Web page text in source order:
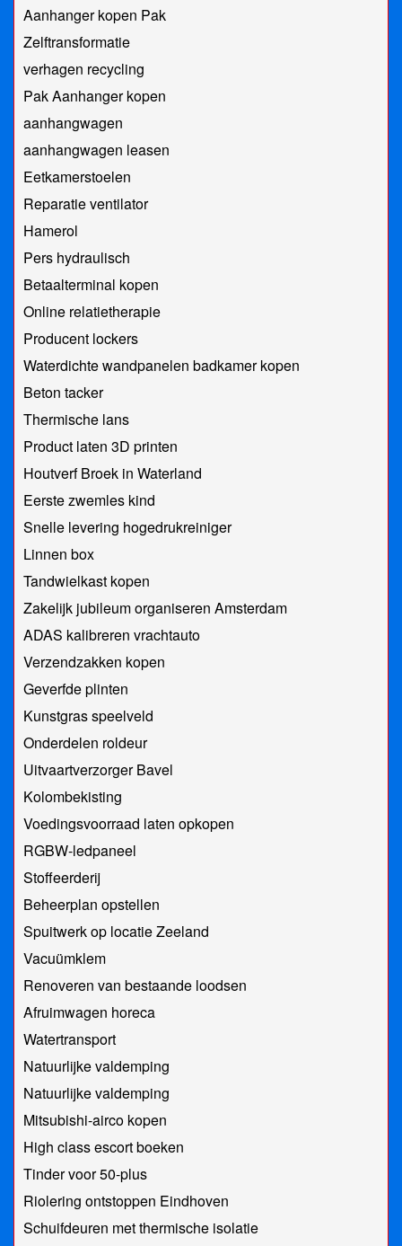
Aanhanger kopen Pak
Zelftransformatie
verhagen recycling
Pak Aanhanger kopen
aanhangwagen
aanhangwagen leasen
Eetkamerstoelen
Reparatie ventilator
Hamerol
Pers hydraulisch
Betaalterminal kopen
Online relatietherapie
Producent lockers
Waterdichte wandpanelen badkamer kopen
Beton tacker
Thermische lans
Product laten 3D printen
Houtverf Broek in Waterland
Eerste zwemles kind
Snelle levering hogedrukreiniger
Linnen box
Tandwielkast kopen
Zakelijk jubileum organiseren Amsterdam
ADAS kalibreren vrachtauto
Verzendzakken kopen
Geverfde plinten
Kunstgras speelveld
Onderdelen roldeur
Uitvaartverzorger Bavel
Kolombekisting
Voedingsvoorraad laten opkopen
RGBW-ledpaneel
Stoffeerderij
Beheerplan opstellen
Spuitwerk op locatie Zeeland
Vacuümklem
Renoveren van bestaande loodsen
Afruimwagen horeca
Watertransport
Natuurlijke valdemping
Natuurlijke valdemping
Mitsubishi-airco kopen
High class escort boeken
Tinder voor 50-plus
Riolering ontstoppen Eindhoven
Schuifdeuren met thermische isolatie